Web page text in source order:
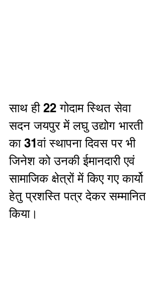
साथ ही 22 गोदाम स्थित सेवा
सदन जयपुर में लघु उद्योग भारती
का 31वां स्थापना दिवस पर भी
जिनेश को उनकी ईमानदारी एवं
सामाजिक क्षेत्रों में किए गए कार्यो
हेतु प्रशस्ति पत्र देकर सम्मानित
किया।